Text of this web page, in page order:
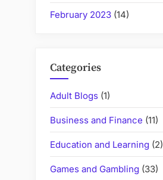
February 2023 (14)
Categories
Adult Blogs (1)
Business and Finance (11)
Education and Learning (2)
Games and Gambling (33)